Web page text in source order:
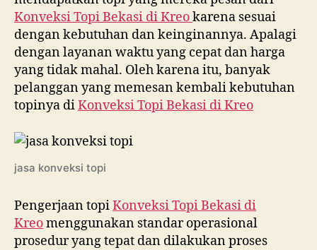
Konveksi Topi Bekasi diKreokarena sesuai
dengan kebutuhan dan keinginannya. Apalagi
dengan layanan waktu yang cepat dan harga
yang tidak mahal. Oleh karena itu, banyak
pelanggan yang memesan kembali kebutuhan
topinya diKonveksi Topi Bekasi diKreo
jasa konveksi topi
Pengerjaan topiKonveksi Topi Bekasi di
Kreomenggunakan standar operasional
prosedur yang tepat dan dilakukan proses